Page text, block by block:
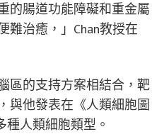
的腸道功能障礙和重金屬
難治癒，」Chan教授在
區的支持方案相結合，靶
與他發表在《人類細胞圖
人類細胞類型。